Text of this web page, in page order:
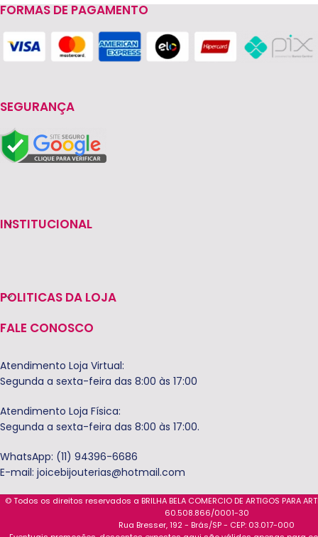
Read more
FORMAS DE PAGAMENTO
SEGURANÇA
INSTITUCIONAL
POLITICAS DA LOJA
FALE CONOSCO
Atendimento Loja Virtual:
Segunda a sexta-feira das 8:00 às 17:00
Atendimento Loja Física:
Segunda a sexta-feira das 8:00 às 17:00.
WhatsApp: (11) 94396-6686
E-mail: joicebijouterias@hotmail.com
© Todos os direitos reservados a BRILHA BELA COMERCIO DE ARTIGOS PARA
60.508.866/0001-30
Rua Bresser, 192 - Brás/SP - CEP: 03.017-000